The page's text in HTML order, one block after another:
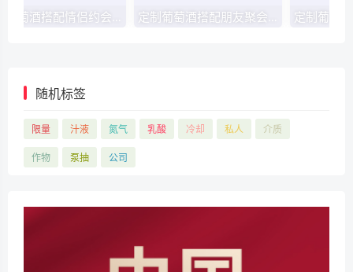
随机标签
限量 汁液 氮气 乳酸 冷却 私人 介质
作物 泵抽 公司